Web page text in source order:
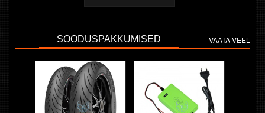
SOODUSPAKKUMISED VAATA VEEL